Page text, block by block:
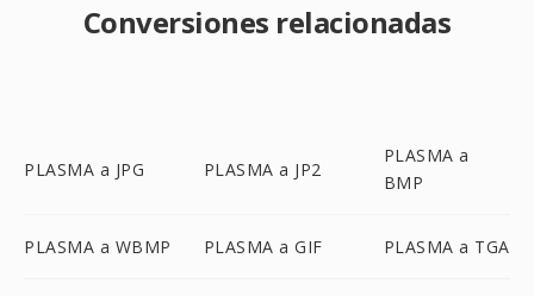
Conversiones relacionadas
PLASMA a JPG PLASMA a JP2
PLASMA a
BMP
PLASMA a WBMP PLASMA a GIF PLASMA a TGA